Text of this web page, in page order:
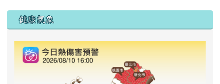
右邊區域內容
健康氣象